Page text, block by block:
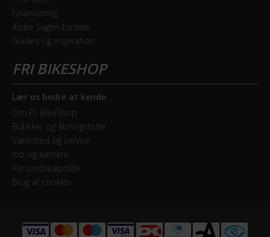
er Aspect-serien et ideelt valg.
Lær mere
Shimano Deore RD-M4120, 20 Speed
Drivlinje
Forskifter
Geargruppe
Shimano Deore
Geartype
Kassette
Finansiering
Ældre Sagen fordele
Guides og inspiration
Lær os bedre at kende
Om Fri BikeShop
Butikker og åbningstider
Værksted og service
Job og karriere
Persondatapolitik
Brug af cookies